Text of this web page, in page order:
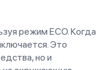
режим ЕСО. Когда
Это
но и